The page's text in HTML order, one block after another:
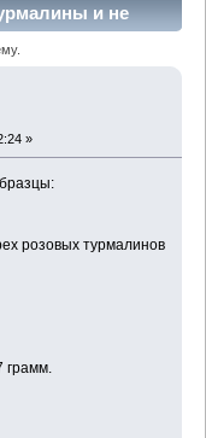
и не
»
розовых турмалинов
грамм.